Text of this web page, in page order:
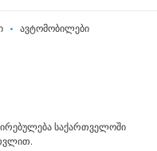
ავტომობილები
საქართველოში